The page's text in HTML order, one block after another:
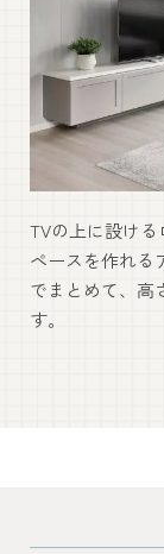
TVの上に設け
ペースを作れる
でまとめて、高
す。